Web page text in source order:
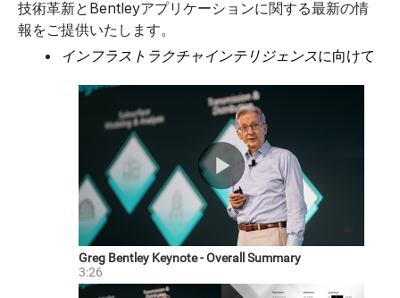
技術革新とBentleyアプリケーションに関する最新の情
報をご提供いたします。
インフラストラクチャインテリジェンスに向けて